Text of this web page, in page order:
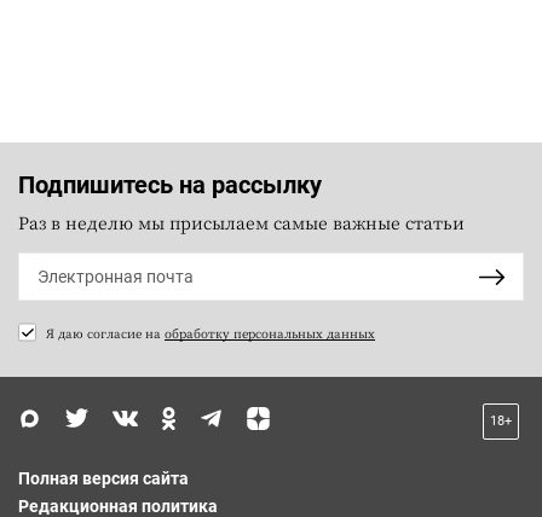
Подпишитесь на рассылку
Раз в неделю мы присылаем самые важные статьи
Я даю согласие на обработку персональных данных
18+
Полная версия сайта
Редакционная политика